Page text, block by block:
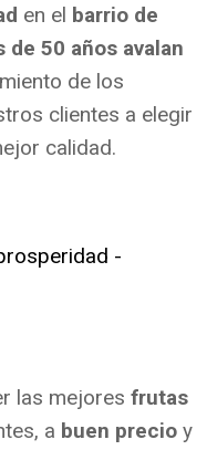
en el barrio de
de 50 años avalan
de los
clientes a elegir
calidad.
las mejores frutas
a buen precio y